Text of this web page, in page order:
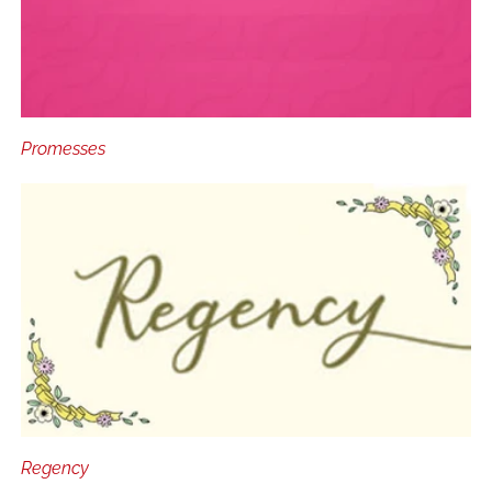
Promesses
Regency